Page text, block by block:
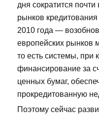
дня сократится
рынков
2010 года —
европейских рынков
то есть системы, при
финансирование за
ценных бумаг,
прокредитованную
Поэтому сейчас